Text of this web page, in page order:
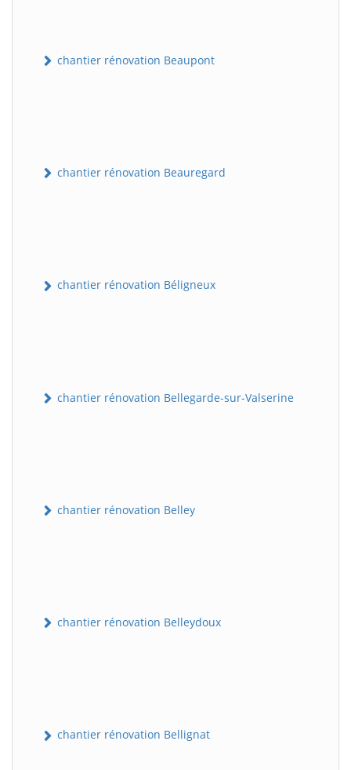
chantier rénovation Beaupont
chantier rénovation Beauregard
chantier rénovation Béligneux
chantier rénovation Bellegarde-sur-Valserine
chantier rénovation Belley
chantier rénovation Belleydoux
chantier rénovation Bellignat